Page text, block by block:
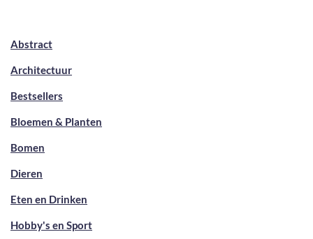
Abstract
Architectuur
Bestsellers
Bloemen & Planten
Bomen
Dieren
Eten en Drinken
Hobby's en Sport